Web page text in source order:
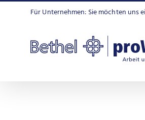
Zum
Für Unternehmen: Sie möchten uns